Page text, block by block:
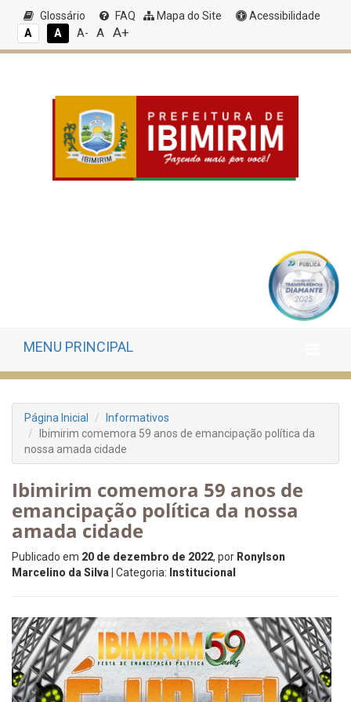
Glossário FAQ Mapa do Site
Acessibilidade
A
A A- A A+
MENU PRINCIPAL
Página Inicial
Informativos
Ibimirim comemora 59 anos de emancipação política da
nossa amada cidade
Ibimirim comemora 59 anos de
emancipação política da nossa
amada cidade
Publicado em 20 de dezembro de 2022, por Ronylson
Marcelino da Silva | Categoria: Institucional